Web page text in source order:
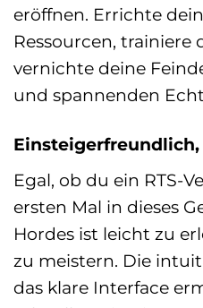
eröffnen. Errichte
Ressourcen, trainiere
vernichte deine
und spannenden
Egal, ob du ein RTS-
ersten Mal in dieses
Hordes ist leicht zu
zu meistern. Die
das klare Interface